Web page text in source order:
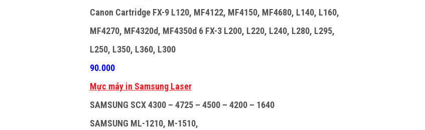
Canon Cartridge FX-9 L120, MF4122, MF4150, MF4680, L140, L160,
MF4270, MF4320d, MF4350d 6 FX-3 L200, L220, L240, L280, L295,
L250, L350, L360, L300
90.000
Mực máy in Samsung Laser
SAMSUNG SCX 4300 – 4725 – 4500 – 4200 – 1640
SAMSUNG ML-1210, M-1510,